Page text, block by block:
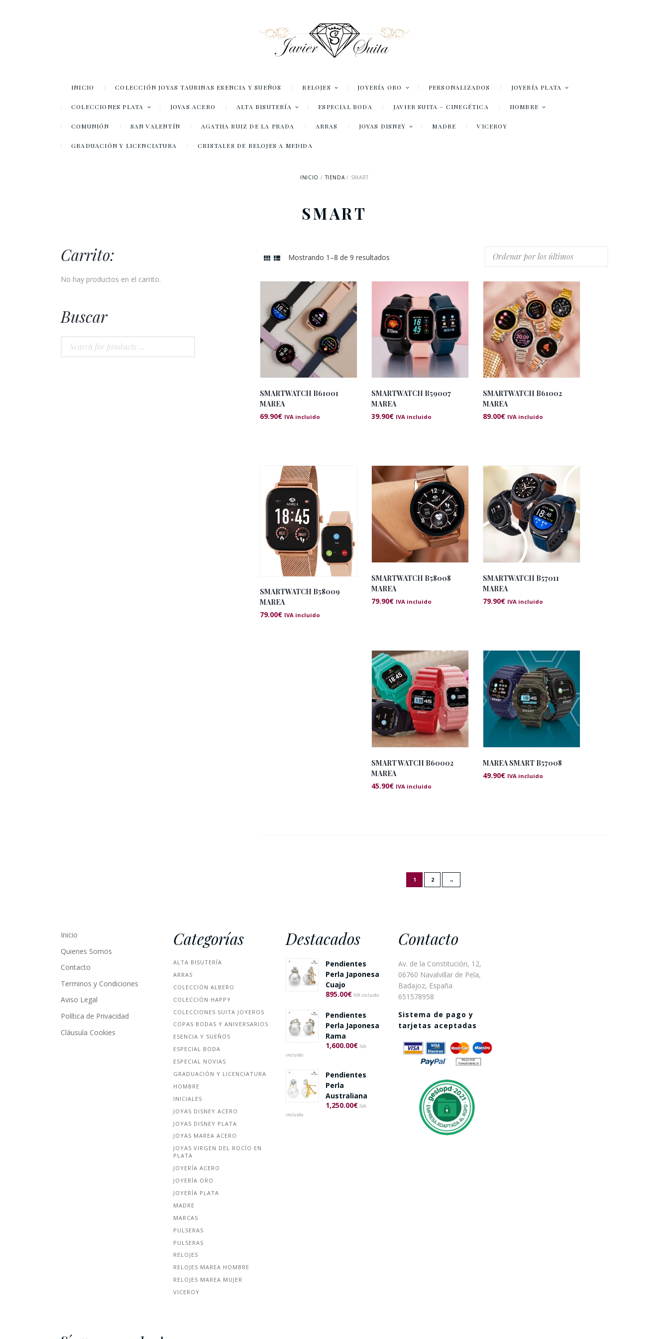
INICIO COLECCIÓN JOYAS TAURINAS ESENCIA Y SUEÑOS RELOJES JOYERÍA ORO PERSONALIZADOS JOYERÍA PLATA
COLECCIONES PLATA JOYAS ACERO ALTA BISUTERÍA ESPECIAL BODA JAVIER SUITA – CINEGÉTICA HOMBRE
COMUNIÓN SAN VALENTÍN AGATHA RUIZ DE LA PRADA ARRAS JOYAS DISNEY MADRE VICEROY
GRADUACIÓN Y LICENCIATURA CRISTALES DE RELOJES A MEDIDA
INICIO TIENDA SMART
SMART
Mostrando 1–8 de 9 resultados
SMARTWATCH B61001
MAREA
69.90€ IVA incluido
SMARTWATCH B59007
MAREA
39.90€ IVA incluido
SMARTWATCH B61002
MAREA
89.00€ IVA incluido
SMARTWATCH B58009
MAREA
79.00€ IVA incluido
SMARTWATCH B58008
MAREA
79.90€ IVA incluido
SMARTWATCH B57011
MAREA
79.90€ IVA incluido
SMART WATCH B60002
MAREA
45.90€ IVA incluido
MAREA SMART B57008
49.90€ IVA incluido
1 2 →
Carrito:
No hay productos en el carrito.
Buscar
Inicio
Quienes Somos
Contacto
Terminos y Condiciones
Aviso Legal
Política de Privacidad
Cláusula Cookies
Categorías
ALTA BISUTERÍA
ARRAS
COLECCIÓN ALBERO
COLECCIÓN HAPPY
COLECCIONES SUITA JOYEROS
COPAS BODAS Y ANIVERSARIOS
ESENCIA Y SUEÑOS
ESPECIAL BODA
ESPECIAL NOVIAS
GRADUACIÓN Y LICENCIATURA
HOMBRE
INICIALES
JOYAS DISNEY ACERO
JOYAS DISNEY PLATA
JOYAS MAREA ACERO
JOYAS VIRGEN DEL ROCÍO EN
PLATA
JOYERÍA ACERO
JOYERÍA ORO
JOYERÍA PLATA
MADRE
MARCAS
PULSERAS
PULSERAS
RELOJES
RELOJES MAREA HOMBRE
RELOJES MAREA MUJER
VICEROY
Destacados
Pendientes
Perla Japonesa
Cuajo
895.00€ IVA incluido
Pendientes
Perla Japonesa
Rama
1,600.00€ IVA
incluido
Pendientes
Perla
Australiana
1,250.00€ IVA
incluido
Contacto
Av. de la Constitución, 12,
06760 Navalvillar de Pela,
Badajoz, España
651578958
Sistema de pago y
tarjetas aceptadas